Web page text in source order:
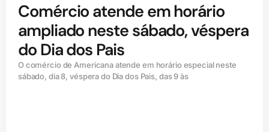
Comércio atende em horário
ampliado neste sábado, véspera
do Dia dos Pais
O comércio de Americana atende em horário especial neste
sábado, dia 8, véspera do Dia dos Pais, das 9 às